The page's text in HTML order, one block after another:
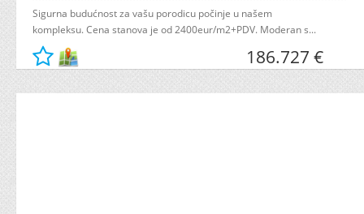
Sigurna budućnost za vašu porodicu počinje u našem
kompleksu. Cena stanova je od 2400eur/m2+PDV. Moderan s...
186.727 €